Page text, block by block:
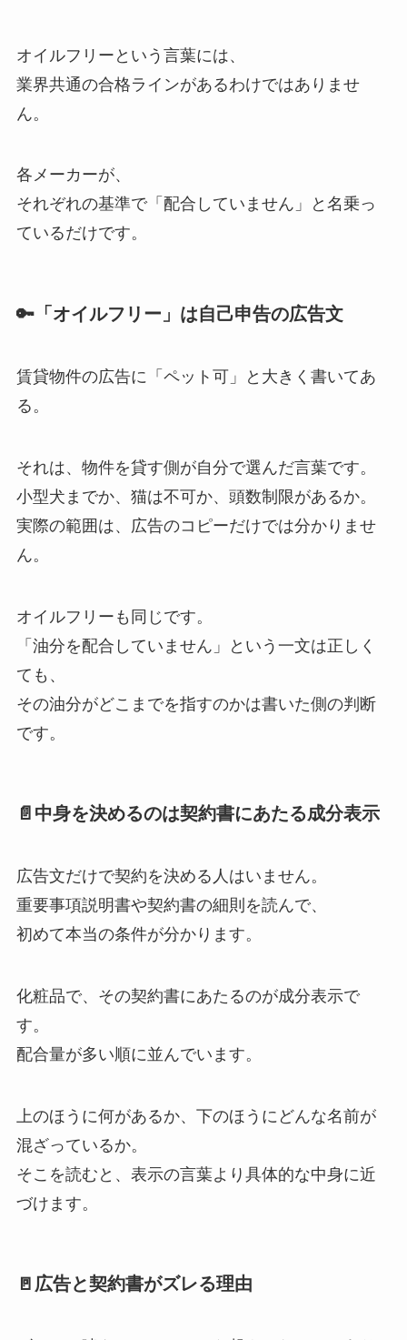
オイルフリーという言葉には、
業界共通の合格ラインがあるわけではありませ
ん。
各メーカーが、
それぞれの基準で「配合していません」と名乗っ
ているだけです。
🔑「オイルフリー」は自己申告の広告文
賃貸物件の広告に「ペット可」と大きく書いてあ
る。
それは、物件を貸す側が自分で選んだ言葉です。
小型犬までか、猫は不可か、頭数制限があるか。
実際の範囲は、広告のコピーだけでは分かりませ
ん。
オイルフリーも同じです。
「油分を配合していません」という一文は正しく
ても、
その油分がどこまでを指すのかは書いた側の判断
です。
📄中身を決めるのは契約書にあたる成分表示
広告文だけで契約を決める人はいません。
重要事項説明書や契約書の細則を読んで、
初めて本当の条件が分かります。
化粧品で、その契約書にあたるのが成分表示で
す。
配合量が多い順に並んでいます。
上のほうに何があるか、下のほうにどんな名前が
混ざっているか。
そこを読むと、表示の言葉より具体的な中身に近
づけます。
🚪広告と契約書がズレる理由